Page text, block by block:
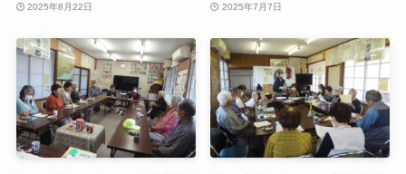
2025年8月22日 2025年7月7日